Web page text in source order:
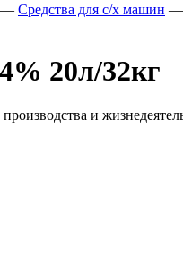
— Средства для с/х машин —
20л/32кг
и